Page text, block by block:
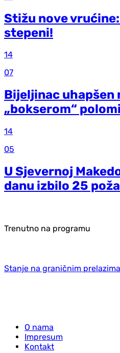
Stižu nove
stepeni!
14
07
Bijeljinac uhapšen
„bokserom“
14
05
U Sjevernoj
danu izbilo 25
Trenutno na programu
Stanje na graničnim prelazima
O nama
Impresum
Kontakt